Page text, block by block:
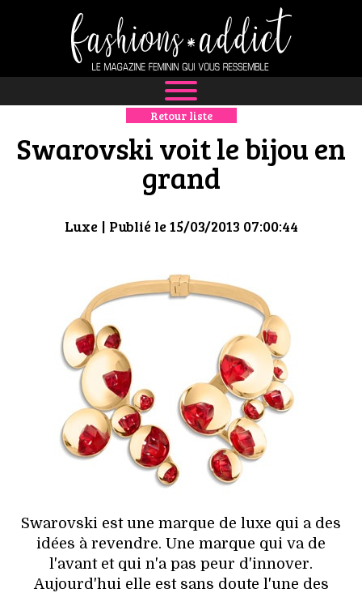
NEWS
MODE
BOUTIQUE
HIGH TECH
MAISON
AUTO
LIEUX TENDANCES
BEAUTÉ
MODE DE RUE
Retour liste
Swarovski voit le bijou en
grand
Luxe| Publié le 15/03/2013 07:00:44
Swarovski est une marque de luxe qui a des
idées à revendre. Une marque qui va de
l'avant et qui n'a pas peur d'innover.
Aujourd'hui elle est sans doute l'une des